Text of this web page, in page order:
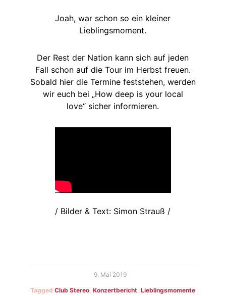
Joah, war schon so ein kleiner
Lieblingsmoment.
Der Rest der Nation kann sich auf jeden
Fall schon auf die Tour im Herbst freuen.
Sobald hier die Termine feststehen, werden
wir euch bei „How deep is your local
love“ sicher informieren.
/ Bilder & Text: Simon Strauß /
9. Mai 2019
TaggedClub Stereo ,Konzertbericht ,Lieblingsmomente